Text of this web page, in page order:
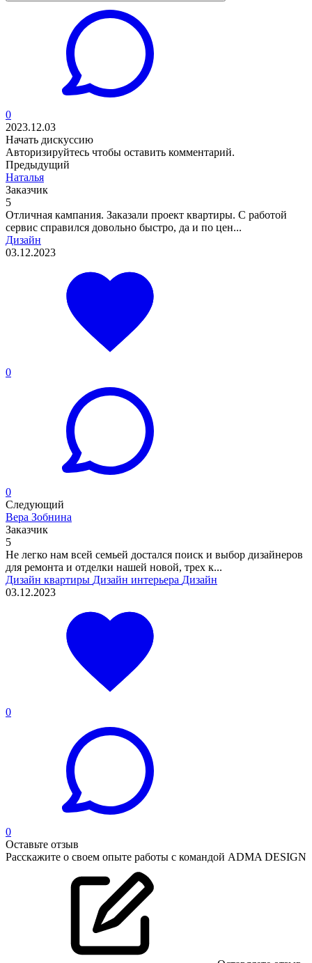
0
2023.12.03
Начать дискуссию
Авторизируйтесь чтобы оставить комментарий.
Предыдущий
Наталья
Заказчик
5
Отличная кампания. Заказали проект квартиры. С работой
сервис справился довольно быстро, да и по цен...
Дизайн
03.12.2023
0
0
Следующий
Вера Зобнина
Заказчик
5
Не легко нам всей семьей достался поиск и выбор дизайнеров
для ремонта и отделки нашей новой, трех к...
Дизайн квартиры Дизайн интерьера Дизайн
03.12.2023
0
0
Оставьте отзыв
Расскажите о своем опыте работы с командой ADMA DESIGN